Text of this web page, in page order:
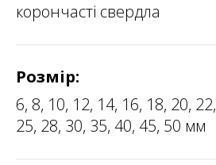
корончасті свердла
Розмір:
6, 8, 10, 12, 14, 16, 18, 20, 22,
25, 28, 30, 35, 40, 45, 50 мм